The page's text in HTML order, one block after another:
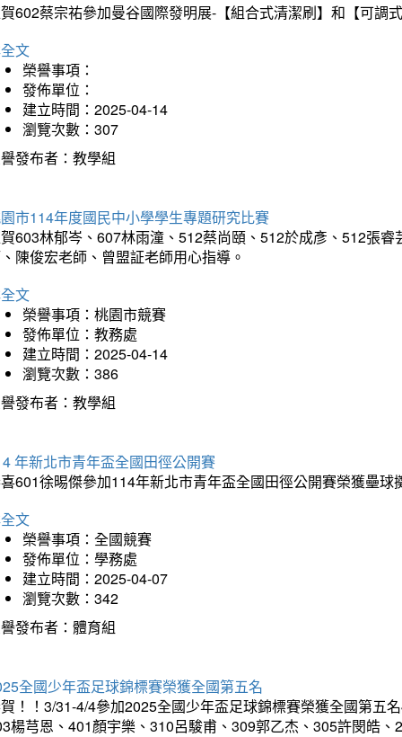
602蔡宗祐參加曼谷國際發明展-【組合式清潔刷】和【可調
文
榮譽事項：
發佈單位：
建立時間：2025-04-14
瀏覽次數：307
發布者：教學組
市114年度國民中小學學生專題研究比賽
603林郁岑、607林雨潼、512蔡尚頤、512於成彥、512張
陳俊宏老師、曾盟証老師用心指導。
文
榮譽事項：桃園市競賽
發佈單位：教務處
建立時間：2025-04-14
瀏覽次數：386
發布者：教學組
年新北市青年盃全國田徑公開賽
601徐晹傑參加114年新北市青年盃全國田徑公開賽榮獲壘
文
榮譽事項：全國競賽
發佈單位：學務處
建立時間：2025-04-07
瀏覽次數：342
發布者：體育組
全國少年盃足球錦標賽榮獲全國第五名
！！3/31-4/4參加2025全國少年盃足球錦標賽榮獲全國第五
楊芎恩、401顏宇樂、310呂駿甫、309郭乙杰、305許閔皓